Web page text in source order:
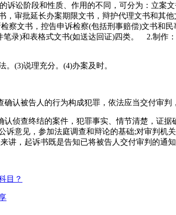
诉讼阶段和性质、作用的不同，可分为：立
，审批延长办案期限文书，辩护代理文书和其
察文书，控告申诉检察(包括刑事赔偿)文书和
笔录)和表格式文书(如送达回证)四类。 2.制作
。(3)说理充分。(4)办案及时。
认被告人的行为构成犯罪，依法应当交付审判
认侦查终结的案件，犯罪事实、情节清楚，证
诉意见，参加法庭调查和辩论的基础;对审判
讲，起诉书既是告知已将被告人交付审判的通
目？